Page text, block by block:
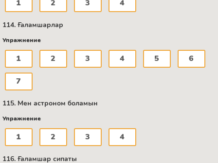
1 2 3 4
114. Ғаламшарлар
Упражнение
1 2 3 4 5 6
7
115. Мен астроном боламын
Упражнение
1 2 3 4
116. Ғаламшар сипаты